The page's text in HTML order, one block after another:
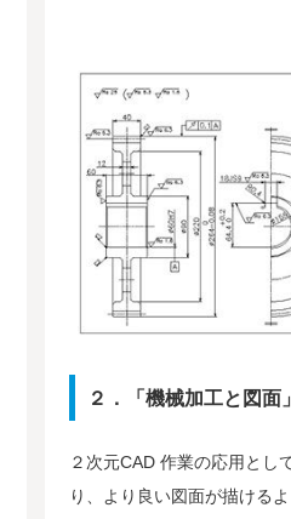
２．「機械加工と図面」
２次元CAD 作業の応用とし
り、より良い図面が描ける